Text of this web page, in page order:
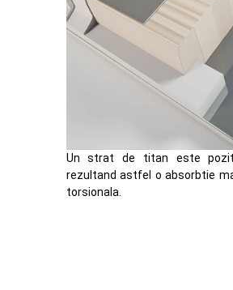
Un strat de titan este
rezultand astfel o absorbtie
torsionala.